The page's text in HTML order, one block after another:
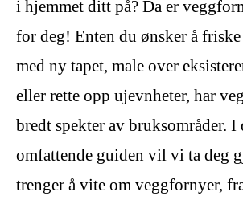
i hjemmet ditt på? Da er
for deg! Enten du ønsker å
med ny tapet, male over
eller rette opp ujevnheter, har
bredt spekter av bruksområder. I
omfattende guiden vil vi ta deg
trenger å vite om veggfornyer,